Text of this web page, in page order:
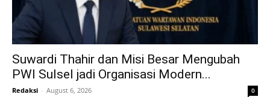
Suwardi Thahir dan Misi Besar Mengubah
PWI Sulsel jadi Organisasi Modern...
Redaksi - August 6, 2026 0